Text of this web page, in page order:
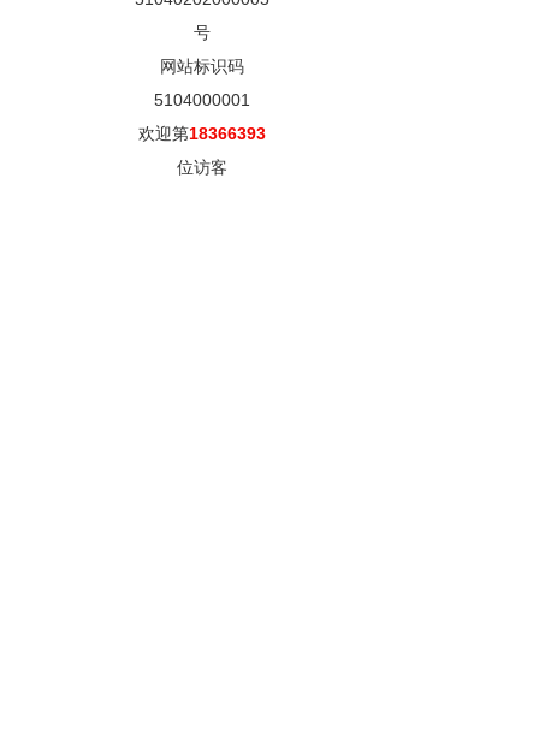
号
网站标识码
5104000001
欢迎第18366393
位访客